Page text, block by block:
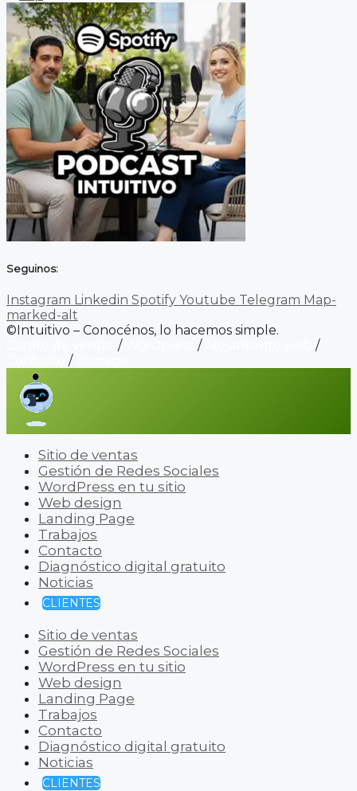
Seguinos:
Instagram Linkedin Spotify Youtube Telegram Map-
marked-alt
©Intuitivo – Conocénos, lo hacemos simple.
/ /
/
/
Sitio de ventas
Gestión de Redes Sociales
WordPress en tu sitio
Web design
Landing Page
Trabajos
Contacto
Diagnóstico digital gratuito
Noticias
CLIENTES
Sitio de ventas
Gestión de Redes Sociales
WordPress en tu sitio
Web design
Landing Page
Trabajos
Contacto
Diagnóstico digital gratuito
Noticias
CLIENTES